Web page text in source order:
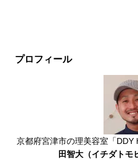
プロフィール
京都府宮津市の理美容室「DDY
田智大（イチダトモ